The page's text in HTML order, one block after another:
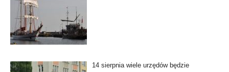
14 sierpnia wiele urzędów będzie